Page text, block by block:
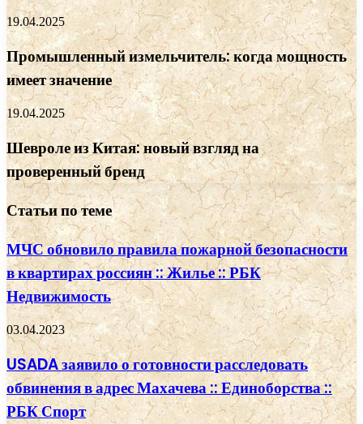
19.04.2025
Промышленный измельчитель: когда мощность
имеет значение
19.04.2025
Шевроле из Китая: новый взгляд на
проверенный бренд
Статьи по теме
МЧС обновило правила пожарной безопасности
в квартирах россиян :: Жилье :: РБК
Недвижимость
03.04.2023
USADA заявило о готовности расследовать
обвинения в адрес Махачева :: Единоборства ::
РБК Спорт